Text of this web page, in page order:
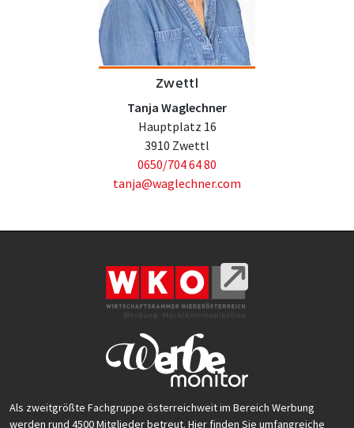
Zwettl
Tanja Waglechner
Hauptplatz 16
3910 Zwettl
0650/704 64 80
tanja@waglechner.com
Als zweitgrößte Fachgruppe österreichweit im Bereich Werbung
werden rund 4500 Mitglieder betreut. Hier finden Sie umfangreiche